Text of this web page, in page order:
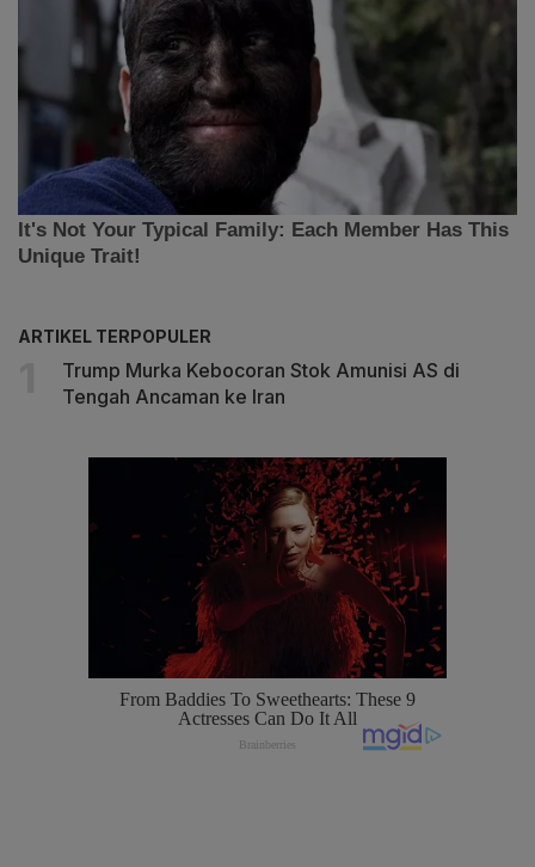
ARTIKEL TERPOPULER
Trump Murka Kebocoran Stok Amunisi AS di
Tengah Ancaman ke Iran